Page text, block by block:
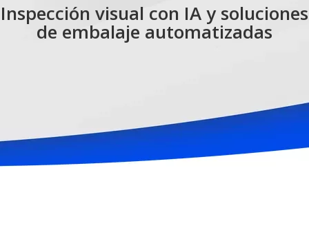
Inspección visual con IA y soluciones
de embalaje automatizadas